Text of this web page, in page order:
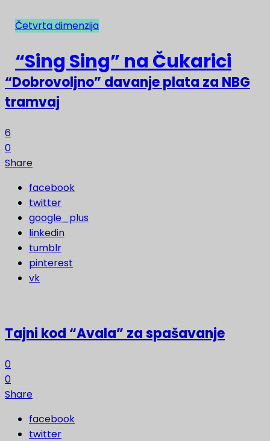
NAJNOVIJE
“Dobrovoljno” davanje plata za NBG
tramvaj
6
0
Share
facebook
twitter
google_plus
linkedin
tumblr
pinterest
vk
Tajni kod “Avala” za spašavanje
0
0
Share
facebook
twitter
Četvrta dimenzija
“Sing Sing” na Čukarici